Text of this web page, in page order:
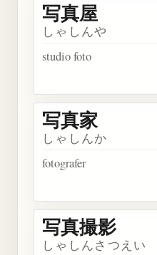
写真屋
しゃしんや
studio foto
写真家
しゃしんか
fotografer
写真撮影
しゃしんさつえい